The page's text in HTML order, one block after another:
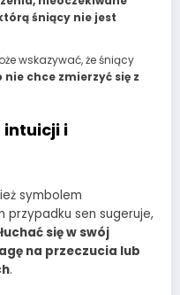
śniący nie jest
wskazywać, że śniący
chce zmierzyć się z
i
symbolem
przypadku sen sugeruje,
się w swój
na przeczucia lub
.